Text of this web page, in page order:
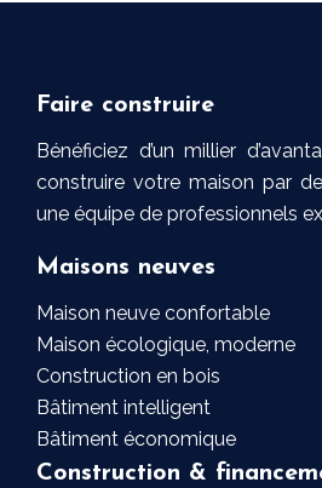
Faire construire
Bénéficiez d’un millier
construire votre maison par
une équipe de professionnels
Maisons neuves
Maison neuve confortable
Maison écologique, moderne
Construction en bois
Bâtiment intelligent
Bâtiment économique
Construction &